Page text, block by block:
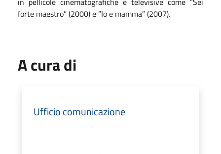
forte maestro” (2000) e “Io e mamma” (2007).
A cura di
Ufficio comunicazione